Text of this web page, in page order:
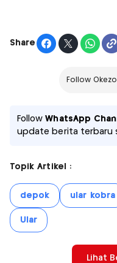
Share
Follow
FollowWhatsApp
update berita terbaru
Topik Artikel :
depok ular kobra
Ular
Lihat